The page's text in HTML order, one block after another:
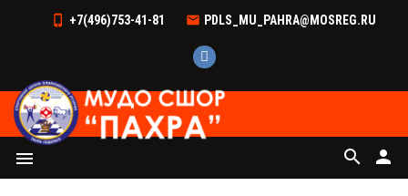
+7(496)753-41-81 PDLS_MU_PAHRA@MOSREG.RU
menu person
search